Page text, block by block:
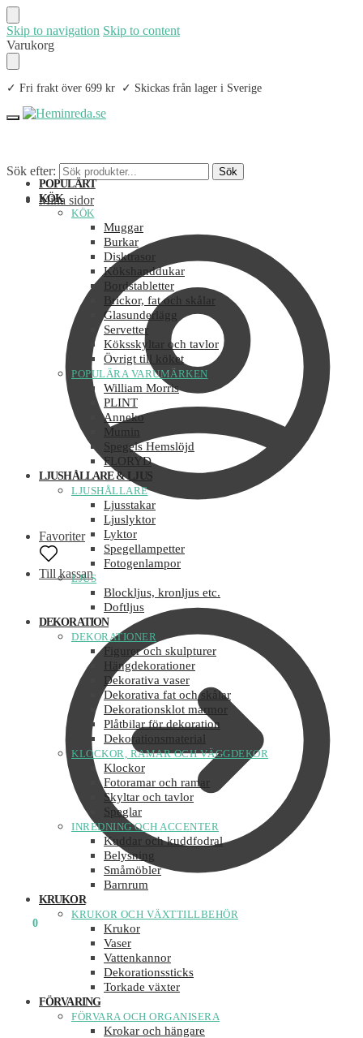
Skip to navigation Skip to content
Varukorg
✓ Fri frakt över 699 kr ✓ Skickas från lager i Sverige
Sök efter: Sök
Mina sidor
Favoriter
Till kassan
0
POPULÄRT
KÖK
KÖK
Muggar
Burkar
Disktrasor
Kökshanddukar
Bordstabletter
Brickor, fat och skålar
Glasunderlägg
Servetter
Köksskyltar och tavlor
Övrigt till köket
POPULÄRA VARUMÄRKEN
William Morris
PLINT
Anneko
Mumin
Spegels Hemslöjd
FLORYD
LJUSHÅLLARE & LJUS
LJUSHÅLLARE
Ljusstakar
Ljuslyktor
Lyktor
Spegellampetter
Fotogenlampor
LJUS
Blockljus, kronljus etc.
Doftljus
DEKORATION
DEKORATIONER
Figurer och skulpturer
Hängdekorationer
Dekorativa vaser
Dekorativa fat och skålar
Dekorationsklot marmor
Plåtbilar för dekoration
Dekorationsmaterial
KLOCKOR, RAMAR OCH VÄGGDEKOR
Klockor
Fotoramar och ramar
Skyltar och tavlor
Speglar
INREDNING OCH ACCENTER
Kuddar och kuddfodral
Belysning
Småmöbler
Barnrum
KRUKOR
KRUKOR OCH VÄXTTILLBEHÖR
Krukor
Vaser
Vattenkannor
Dekorationssticks
Torkade växter
FÖRVARING
FÖRVARA OCH ORGANISERA
Krokar och hängare